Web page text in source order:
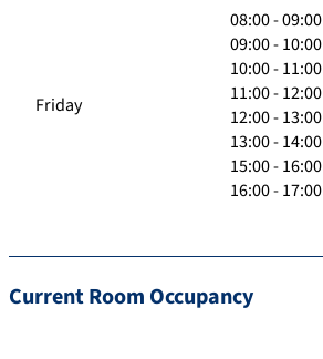
Friday
08:00 - 09:00
09:00 - 10:00
10:00 - 11:00
11:00 - 12:00
12:00 - 13:00
13:00 - 14:00
15:00 - 16:00
16:00 - 17:00
Current Room Occupancy